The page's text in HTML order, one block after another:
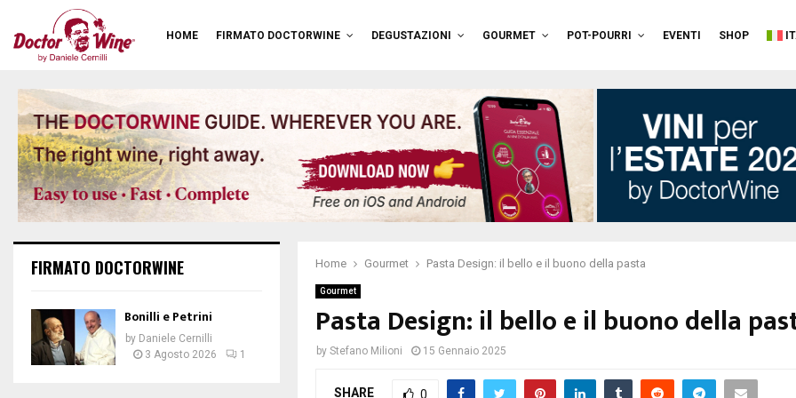
HOME FIRMATO DOCTORWINE DEGUSTAZIONI GOURMET POT-POURRI EVENTI SHOP
Home Gourmet Pasta Design: il bello e il buono della pasta
Gourmet
Pasta Design: il bello e il buono della
by Stefano Milioni 15 Gennaio 2025
SHARE 0
FIRMATO DOCTORWINE
Bonilli e Petrini
by Daniele Cernilli
3 Agosto 2026
1